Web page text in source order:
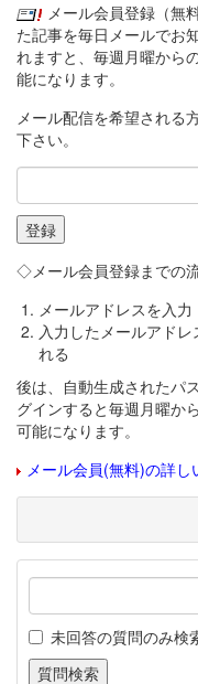
メール会員登録（無
た記事を毎日メールでお
れますと、毎週月曜から
能になります。
メール配信を希望される
下さい。
◇メール会員登録までの
メールアドレスを入力
入力したメールアド
れる
後は、自動生成されたパ
グインすると毎週月曜か
可能になります。
メール会員(無料)の詳し
未回答の質問のみ検